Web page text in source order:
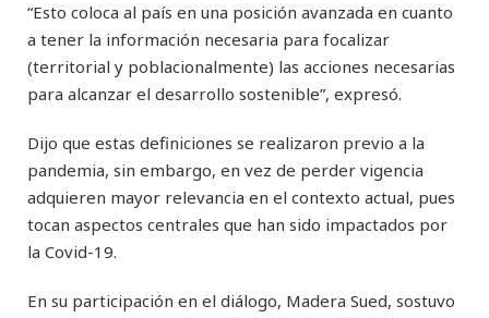
“Esto coloca al país en una posición avanzada en cuanto
a tener la información necesaria para focalizar
(territorial y poblacionalmente) las acciones necesarias
para alcanzar el desarrollo sostenible”, expresó.
Dijo que estas definiciones se realizaron previo a la
pandemia, sin embargo, en vez de perder vigencia
adquieren mayor relevancia en el contexto actual, pues
tocan aspectos centrales que han sido impactados por
la Covid-19.
En su participación en el diálogo, Madera Sued, sostuvo